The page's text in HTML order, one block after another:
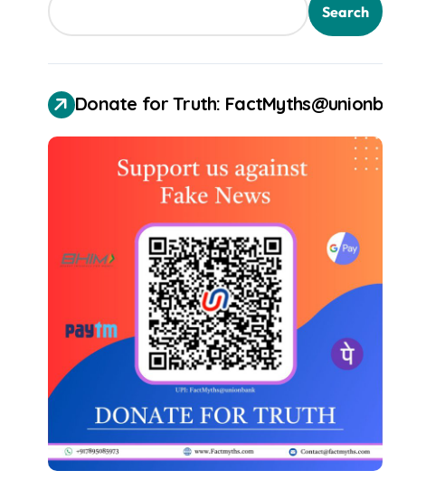
Search
Donate for Truth: FactMyths@unionbank